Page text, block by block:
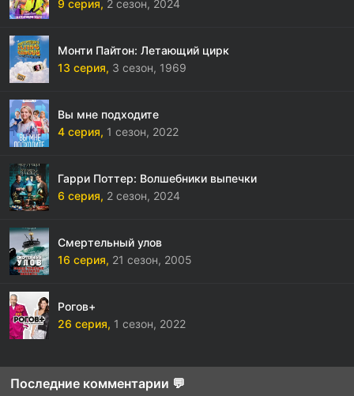
9 серия, 2 сезон, 2024
Монти Пайтон: Летающий цирк
13 серия, 3 сезон, 1969
Вы мне подходите
4 серия, 1 сезон, 2022
Гарри Поттер: Волшебники выпечки
6 серия, 2 сезон, 2024
Смертельный улов
16 серия, 21 сезон, 2005
Рогов+
26 серия, 1 сезон, 2022
Последние комментарии 💬